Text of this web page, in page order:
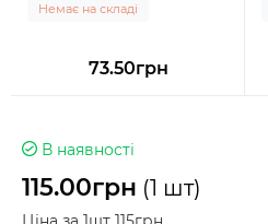
Немає на складі
73.50грн
В наявності
115.00грн (1 шт)